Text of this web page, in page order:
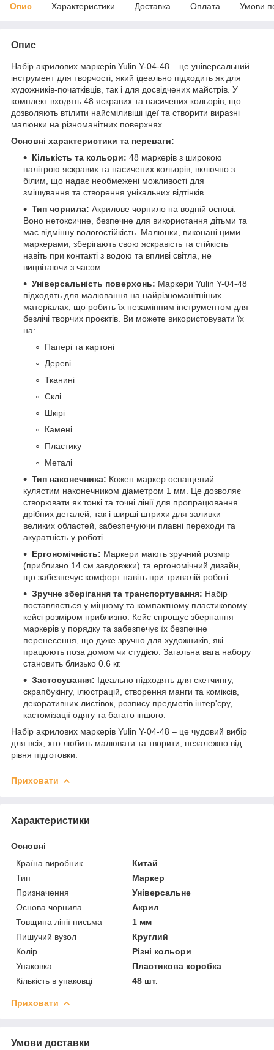
Опис Характеристики Доставка Оплата Умови
Опис
Набір акрилових маркерів Yulin Y-04-48 – це універсальний
інструмент для творчості, який ідеально підходить як для
художників-початківців, так і для досвідчених майстрів. У
комплект входять 48 яскравих та насичених кольорів, що
дозволяють втілити найсміливіші ідеї та створити виразні
малюнки на різноманітних поверхнях.
Основні характеристики та переваги:
Кількість та кольори: 48 маркерів з широкою
палітрою яскравих та насичених кольорів, включно з
білим, що надає необмежені можливості для
змішування та створення унікальних відтінків.
Тип чорнила: Акрилове чорнило на водній основі.
Воно нетоксичне, безпечне для використання дітьми та
має відмінну вологостійкість. Малюнки, виконані цими
маркерами, зберігають свою яскравість та стійкість
навіть при контакті з водою та впливі світла, не
вицвітаючи з часом.
Універсальність поверхонь: Маркери Yulin Y-04-48
підходять для малювання на найрізноманітніших
матеріалах, що робить їх незамінним інструментом для
безлічі творчих проєктів. Ви можете використовувати їх
на:
Папері та картоні
Дереві
Тканині
Склі
Шкірі
Камені
Пластику
Металі
Тип наконечника: Кожен маркер оснащений
кулястим наконечником діаметром 1 мм. Це дозволяє
створювати як тонкі та точні лінії для пропрацювання
дрібних деталей, так і ширші штрихи для заливки
великих областей, забезпечуючи плавні переходи та
акуратність у роботі.
Ергономічність: Маркери мають зручний розмір
(приблизно 14 см завдовжки) та ергономічний дизайн,
що забезпечує комфорт навіть при тривалій роботі.
Зручне зберігання та транспортування: Набір
поставляється у міцному та компактному пластиковому
кейсі розміром приблизно. Кейс спрощує зберігання
маркерів у порядку та забезпечує їх безпечне
перенесення, що дуже зручно для художників, які
працюють поза домом чи студією. Загальна вага набору
становить близько 0.6 кг.
Застосування: Ідеально підходять для скетчингу,
скрапбукінгу, ілюстрацій, створення манги та коміксів,
декоративних листівок, розпису предметів інтер'єру,
кастомізації одягу та багато іншого.
Набір акрилових маркерів Yulin Y-04-48 – це чудовий вибір
для всіх, хто любить малювати та творити, незалежно від
рівня підготовки.
Приховати
Характеристики
Основні
Країна виробник
Китай
Тип
Маркер
Призначення
Універсальне
Основа чорнила
Акрил
Товщина лінії письма
1 мм
Пишучий вузол
Круглий
Колір
Різні кольори
Упаковка
Пластикова коробка
Кількість в упаковці
48 шт.
Приховати
Умови доставки